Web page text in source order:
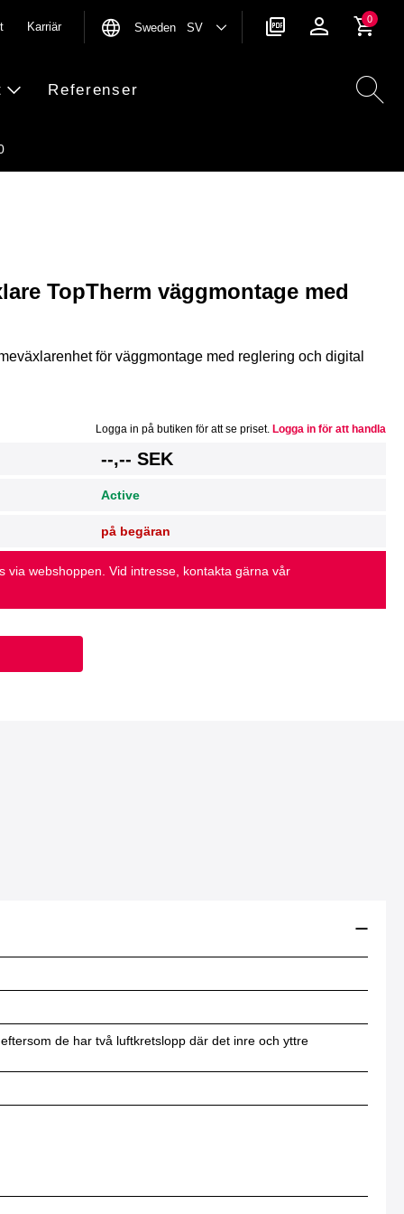
Referenser
Karriär Sweden SV
0
TopTherm väggmontage med
för väggmontage med reglering och digital
Logga in på butiken för att se priset. Logga in för att handla
--,-- SEK
Active
på begäran
via webshoppen. Vid intresse, kontakta gärna vår
de har två luftkretslopp där det inre och yttre